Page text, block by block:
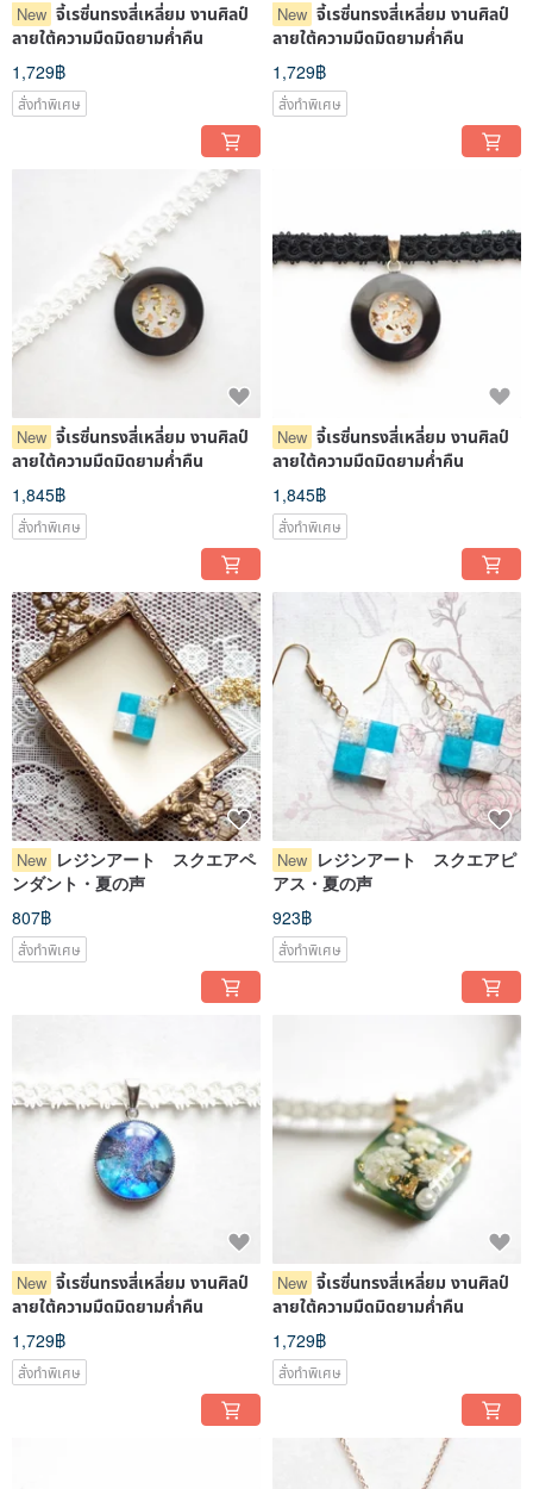
New จี้เรซิ่นทรงสี่เหลี่ยม งานศิลป์
ลายใต้ความมืดมิดยามค่ำคืน
1,729฿
สั่งทำพิเศษ
New จี้เรซิ่นทรงสี่เหลี่ยม งานศิลป์
ลายใต้ความมืดมิดยามค่ำคืน
1,729฿
สั่งทำพิเศษ
New จี้เรซิ่นทรงสี่เหลี่ยม งานศิลป์
ลายใต้ความมืดมิดยามค่ำคืน
1,845฿
สั่งทำพิเศษ
New จี้เรซิ่นทรงสี่เหลี่ยม งานศิลป์
ลายใต้ความมืดมิดยามค่ำคืน
1,845฿
สั่งทำพิเศษ
New レジンアート スクエアペ
ンダント・夏の声
807฿
สั่งทำพิเศษ
New レジンアート スクエアピ
アス・夏の声
923฿
สั่งทำพิเศษ
New จี้เรซิ่นทรงสี่เหลี่ยม งานศิลป์
ลายใต้ความมืดมิดยามค่ำคืน
1,729฿
สั่งทำพิเศษ
New จี้เรซิ่นทรงสี่เหลี่ยม งานศิลป์
ลายใต้ความมืดมิดยามค่ำคืน
1,729฿
สั่งทำพิเศษ